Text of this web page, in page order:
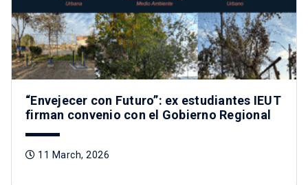
“Envejecer con Futuro”: ex estudiantes IEUT
firman convenio con el Gobierno Regional
11 March, 2026